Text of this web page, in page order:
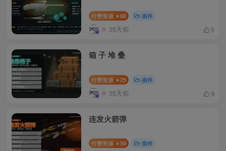
付费资源 ￥88 插件
35天前 5
箱 子 堆 叠
付费资源 ￥25 插件
35天前 9
连发火箭弹
付费资源 ￥50 插件